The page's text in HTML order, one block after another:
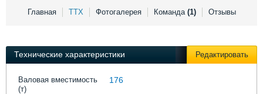
Выставки и семинары
Личности
Словарь
Галерея флота
Форум
Главная ТТХ Фотогалерея Команда (1) Отзывы
Технические характеристики Редактировать
Валовая вместимость
(т)
176